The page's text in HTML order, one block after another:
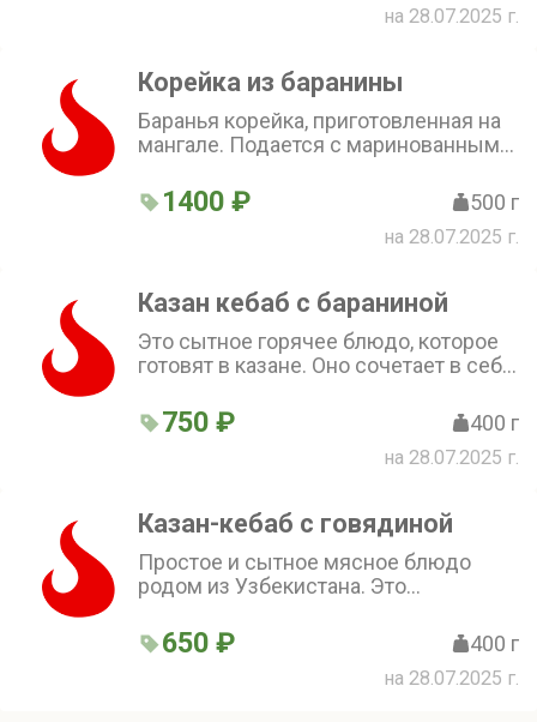
на 28.07.2025 г.
Корейка из баранины
Баранья корейка, приготовленная на
мангале. Подается с маринованным
1400 ₽ 500 г
на 28.07.2025 г.
Казан кебаб с бараниной
Это сытное горячее блюдо, которое
готовят в казане. Оно сочетает в себе
пропитанные ароматом мяса овощи.
Овощи делают блюдо лёгким и
освежающим, а мясо придаёт ему
750 ₽ 400 г
на 28.07.2025 г.
Казан-кебаб с говядиной
Простое и сытное мясное блюдо
родом из Узбекистана. Это
казане кусочки говядины с
картофелем, затем доведённые до
мягкости тушением. Такой способ
650 ₽ 400 г
на 28.07.2025 г.